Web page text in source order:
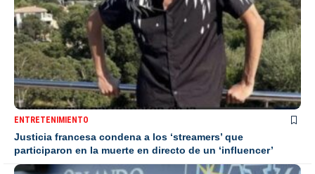
ENTRETENIMIENTO
Justicia francesa condena a los ‘streamers’ que
participaron en la muerte en directo de un ‘influencer’